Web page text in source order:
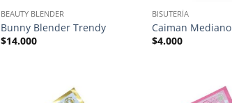
BEAUTY BLENDER
Bunny Blender Trendy
$14.000
BISUTERÍA
Caiman Mediano
$4.000